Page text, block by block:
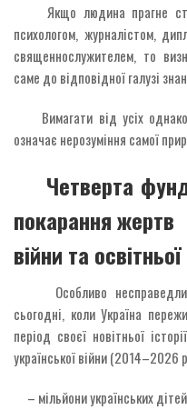
Якщо людина прагне
психологом, журналістом,
священнослужителем, то
саме до відповідної галузі
Вимагати від усіх
означає нерозуміння самої
Четверта
покарання жертв
війни та
Особливо
сьогодні, коли Україна
період своєї новітньої
української війни (2014–2026
– мільйони українських